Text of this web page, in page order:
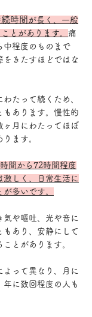
時間 が長く、一般
とがあります。 痛
中程度のものまで
きたすほどではな
たって続くため、
もあります。慢性的
ヶ月にわたってほぼ
ます。
間から72時間程度
しく、日常生活に
多いです。
や嘔吐、光や音に
もあり、安静にして
とがあります。
って異なり、月に
に数回程度の人も